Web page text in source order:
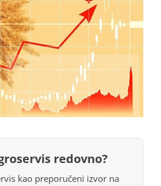
redovno?
kao preporučeni izvor na